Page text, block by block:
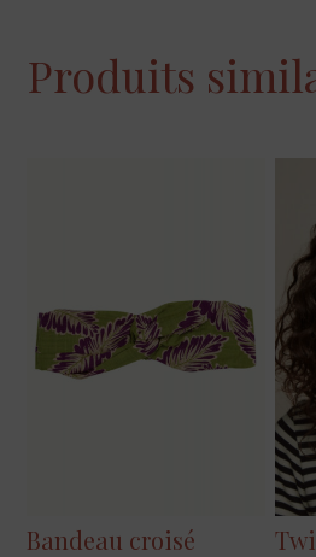
Produits
Bandeau croisé